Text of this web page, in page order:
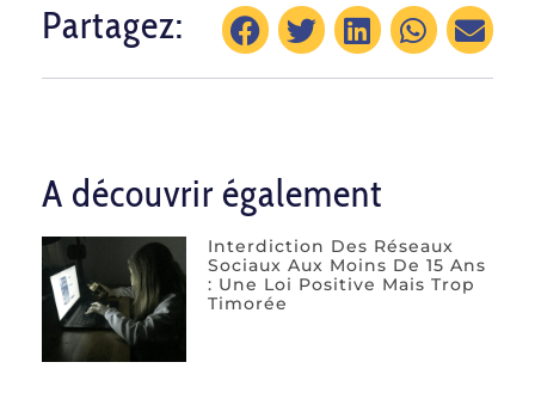
Partagez:
A découvrir également
Interdiction Des Réseaux
Sociaux Aux Moins De 15 Ans
: Une Loi Positive Mais Trop
Timorée